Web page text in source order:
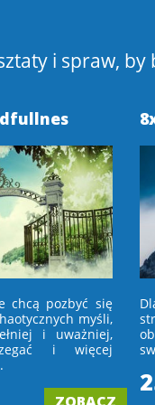
i spraw, by
chcą pozbyć się
myśli,
i uważniej,
i więcej